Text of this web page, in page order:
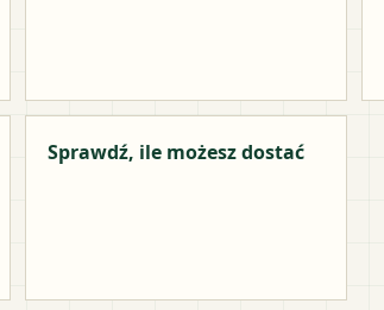
Sprawdź, ile możesz dostać